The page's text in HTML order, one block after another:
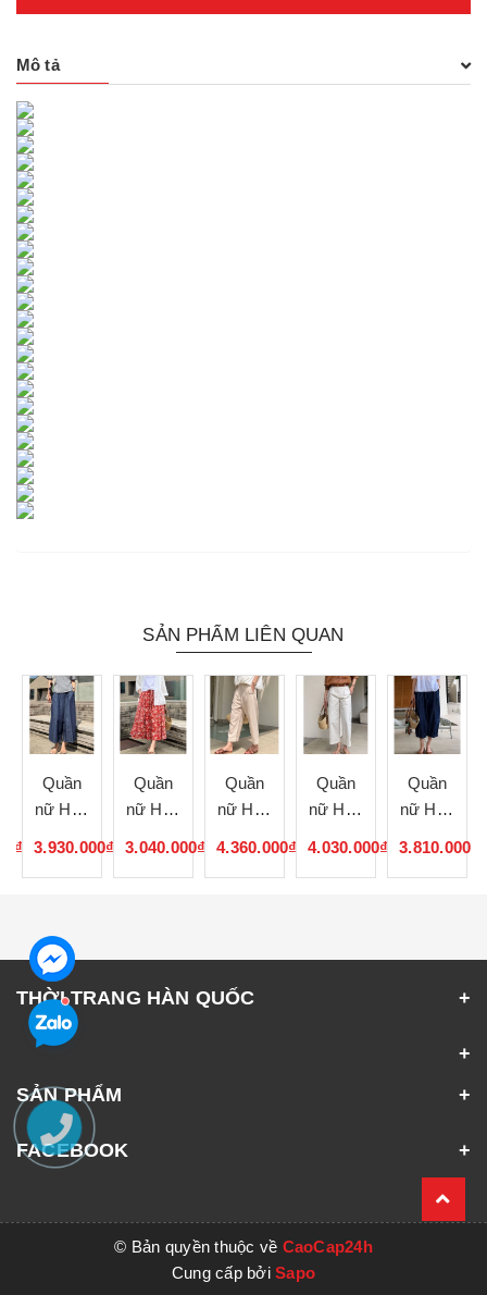
Mô tả
SẢN PHẨM LIÊN QUAN
Quần
nữ Hàn
3.930.000₫
Quần
nữ Hàn
3.040.000₫
Quần
nữ Hàn
4.360.000₫
Quần
nữ Hàn
4.030.000₫
Quần
nữ Hàn
3.810.000₫
THỜI TRANG HÀN QUỐC
SẢN PHẨM
FACEBOOK
© Bản quyền thuộc về CaoCap24h
Cung cấp bởiSapo